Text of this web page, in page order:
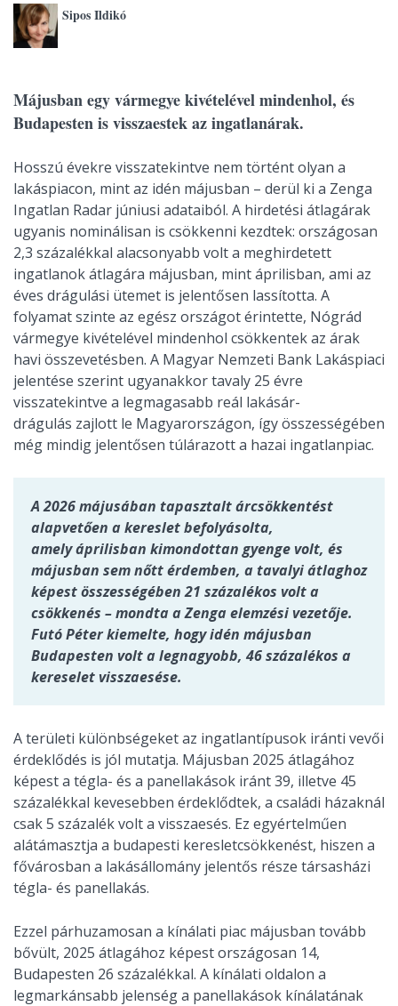
Sipos Ildikó
Májusban egy vármegye kivételével mindenhol, és
Budapesten is visszaestek az ingatlanárak.
Hosszú évekre visszatekintve nem történt olyan a
lakáspiacon, mint az idén májusban – derül ki a Zenga
Ingatlan Radar júniusi adataiból. A hirdetési átlagárak
ugyanis nominálisan is csökkenni kezdtek: országosan
2,3 százalékkal alacsonyabb volt a meghirdetett
ingatlanok átlagára májusban, mint áprilisban, ami az
éves drágulási ütemet is jelentősen lassította. A
folyamat szinte az egész országot érintette, Nógrád
vármegye kivételével mindenhol csökkentek az árak
havi összevetésben. A Magyar Nemzeti Bank Lakáspiaci
jelentése szerint ugyanakkor tavaly 25 évre
visszatekintve a legmagasabb reál lakásár-
drágulás zajlott le Magyarországon, így összességében
még mindig jelentősen túlárazott a hazai ingatlanpiac.
A 2026 májusában tapasztalt árcsökkentést
alapvetően a kereslet befolyásolta,
amely áprilisban kimondottan gyenge volt, és
májusban sem nőtt érdemben, a tavalyi átlaghoz
képest összességében 21 százalékos volt a
csökkenés – mondta a Zenga elemzési vezetője.
Futó Péter kiemelte, hogy idén májusban
Budapesten volt a legnagyobb, 46 százalékos a
kereselet visszaesése.
A területi különbségeket az ingatlantípusok iránti vevői
érdeklődés is jól mutatja. Májusban 2025 átlagához
képest a tégla- és a panellakások iránt 39, illetve 45
százalékkal kevesebben érdeklődtek, a családi házaknál
csak 5 százalék volt a visszaesés. Ez egyértelműen
alátámasztja a budapesti keresletcsökkenést, hiszen a
fővárosban a lakásállomány jelentős része társasházi
tégla- és panellakás.
Ezzel párhuzamosan a kínálati piac májusban tovább
bővült, 2025 átlagához képest országosan 14,
Budapesten 26 százalékkal. A kínálati oldalon a
legmarkánsabb jelenség a panellakások kínálatának